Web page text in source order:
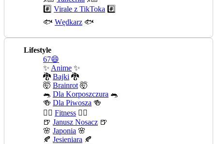
#️⃣ Virale z TikToka #️⃣
🐟 Wędkarz 🐟
Lifestyle
67😄
✨ Anime ✨
🐉 Bajki 🐉
🤯 Brainrot 🤯
🐀 Dla Korposzczura 🐀
🍻 Dla Piwosza 🍻
🤾‍♀️ Fitness 🤾‍♀️
🍺 Janusz Nosacz 🍺
🌸 Japonia 🌸
🍂 Jesieniara 🍂